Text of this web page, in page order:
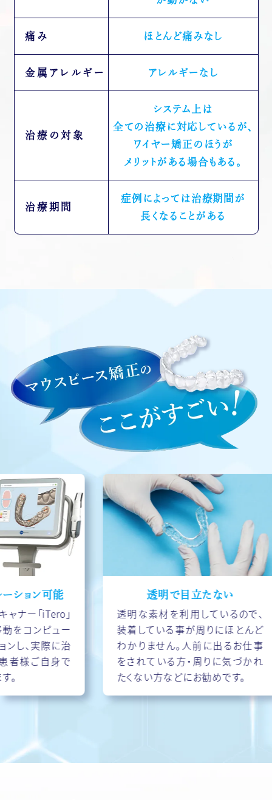
痛み ほとんど痛みなし
金属アレルギー アレルギーなし
治療の対象
システム上は
全ての治療に対応しているが、
ワイヤー矯正のほうが
メリットがある場合もある。
治療期間
症例によっては治療期間が
長くなることがある
能
」
ュー
に治
身で
透明で目立たない
透明な素材を利用しているので、
装着している事が周りにほとんど
わかりません。人前に出るお仕事
をされている方・周りに気づかれ
たくない方などにお勧めです。
※
す